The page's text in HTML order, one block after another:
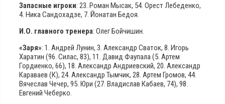
Запасные игроки: 23. Роман Мысак, 54. Орест Лебеденко,
4. Ника Сандохадзе, 7. Йонатан Бедоя.
И.О. главного тренера: Олег Бойчишин.
«Заря»: 1. Андрей Лунин, 3. Александр Сваток, 8. Игорь
Харатин (96. Силас, 83), 11. Давид Фаупала (5. Артем
Гордиенко, 66), 18. Александр Андриевский, 20. Александр
Караваев (К), 24. Александр Тымчик, 28. Артем Громов, 44.
Вячеслав Чечер, 95. Юри (27. Владислав Кабаев, 74), 98.
Евгений Чеберко.